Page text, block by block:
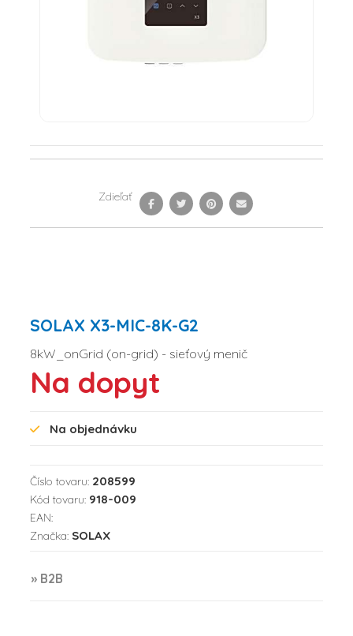
Zdieľať
SOLAX X3-MIC-8K-G2
8kW_onGrid (on-grid) - sieťový menič
Na dopyt
Na objednávku
Číslo tovaru: 208599
Kód tovaru: 918-009
EAN:
Značka: SOLAX
» B2B